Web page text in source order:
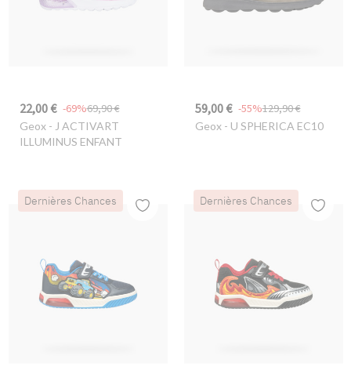
22,00 € 69,90 €
-69%
Geox- J ACTIVART
ILLUMINUS ENFANT
59,00 € 129,90 €
-55%
Geox- U SPHERICA EC10
Dernières Chances Dernières Chances